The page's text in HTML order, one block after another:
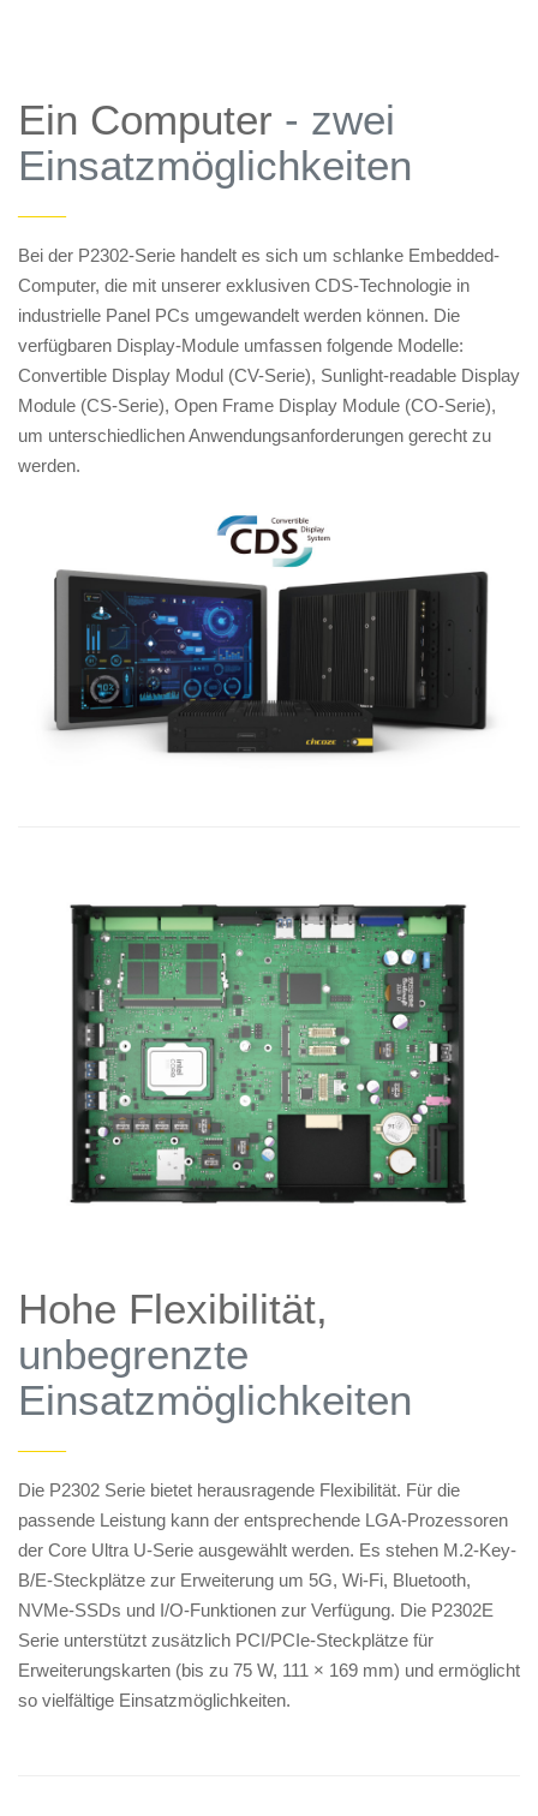
Ein Computer - zwei
Einsatzmöglichkeiten
——
Bei der P2302-Serie handelt es sich um schlanke Embedded-
Computer, die mit unserer exklusiven CDS-Technologie in
industrielle Panel PCs umgewandelt werden können. Die
verfügbaren Display-Module umfassen folgende Modelle:
Convertible Display Modul (CV-Serie), Sunlight-readable Display
Module (CS-Serie), Open Frame Display Module (CO-Serie),
um unterschiedlichen Anwendungsanforderungen gerecht zu
werden.
Hohe Flexibilität,
unbegrenzte
Einsatzmöglichkeiten
——
Die P2302 Serie bietet herausragende Flexibilität. Für die
passende Leistung kann der entsprechende LGA-Prozessoren
der Core Ultra U-Serie ausgewählt werden. Es stehen M.2-Key-
B/E-Steckplätze zur Erweiterung um 5G, Wi-Fi, Bluetooth,
NVMe-SSDs und I/O-Funktionen zur Verfügung. Die P2302E
Serie unterstützt zusätzlich PCI/PCIe-Steckplätze für
Erweiterungskarten (bis zu 75 W, 111 × 169 mm) und ermöglicht
so vielfältige Einsatzmöglichkeiten.